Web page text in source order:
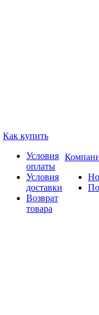
Как купить
Условия
оплаты
Условия
доставки
Возврат
товара